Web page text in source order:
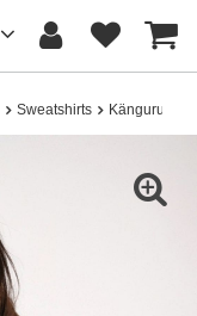
Sweatshirts Känguru-